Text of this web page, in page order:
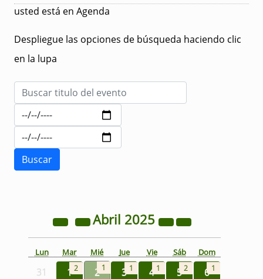
usted está en Agenda
Despliegue las opciones de búsqueda haciendo clic
en la lupa
Abril 2025
Lun Mar Mié Jue Vie Sáb Dom
31 12 2 1 3 1 4 1 52 6 1